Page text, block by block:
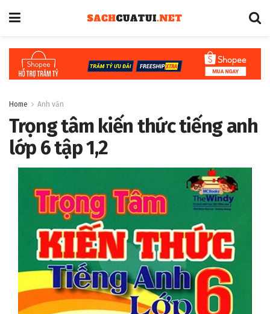
Home Anh văn
Trọng tâm kiến thức tiếng anh
lớp 6 tập 1,2